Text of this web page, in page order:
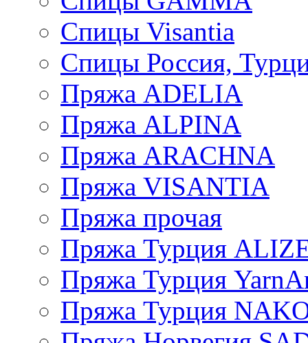
Спицы Visantia
Спицы Россия,
Пряжа ADELIA
Пряжа ALPINA
Пряжа ARACHNA
Пряжа VISANTIA
Пряжа прочая
Пряжа Турция
Пряжа Турция
Пряжа Турция